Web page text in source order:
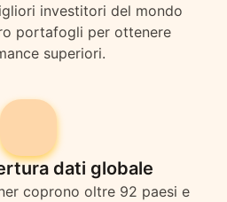
investitori del mondo
portafogli per ottenere
superiori.
dati globale
coprono oltre 92 paesi e